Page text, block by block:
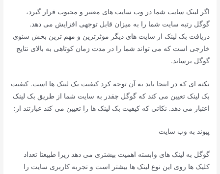
اگر لینک سایت شما در وب سایت های معتبر و محبوب قرار گیرد،
گوگل رتبه سایت شما را به میزان قابل توجهی افزایش می دهد.
دریافت بک لینک از سایت های دیگر موثرترین و مهم ترین بخش سئوی
خارجی است که می تواند شما را در مدت زمان کوتاهی به بالای نتایج
گوگل برساند.
نکته ای که در اینجا باید به آن توجه کرد کیفیت بک لینک ها است. کیفیت
بک لینک تعیین می کند که گوگل چقدر به سایت شما از طریق بک لینک
اعتبار می دهد. نکاتی که کیفیت بک لینک ها را تعیین می کند عبارتند از:
پیوند به وب سایت
گوگل به لینک های وابسته اهمیت بیشتری می دهد زیرا طبیعتا تعداد
کلیک ها روی این نوع لینک ها بیشتر است و تجربه کاربری سایت را